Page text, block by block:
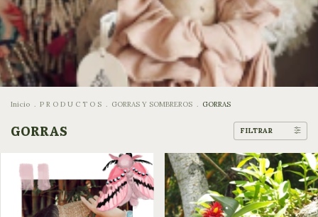
Inicio . P R O D U C T O S . GORRAS Y SOMBREROS . GORRAS
GORRAS FILTRAR